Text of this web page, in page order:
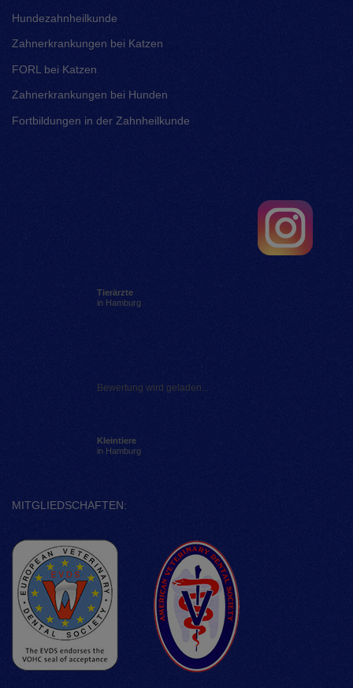
Hundezahnheilkunde
Zahnerkrankungen bei Katzen
FORL bei Katzen
Zahnerkrankungen bei Hunden
Fortbildungen in der Zahnheilkunde
Tierärzte
in Hamburg
Bewertung wird geladen...
Kleintiere
in Hamburg
MITGLIEDSCHAFTEN: